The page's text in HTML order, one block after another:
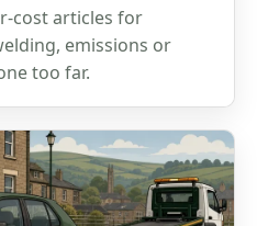
cost articles for
emissions or
too far.